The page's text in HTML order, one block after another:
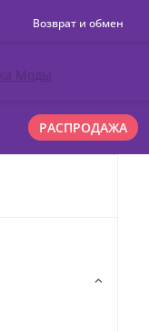
Возврат и обмен
РАСПРОДАЖА